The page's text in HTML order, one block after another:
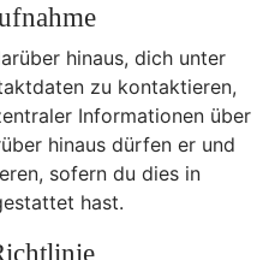
hinaus, dich unter
zu kontaktieren,
Informationen über
hinaus dürfen er und
sofern du dies in
hast.